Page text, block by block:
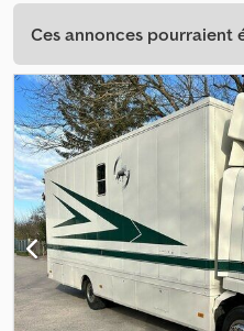
Ces annonces pourraient